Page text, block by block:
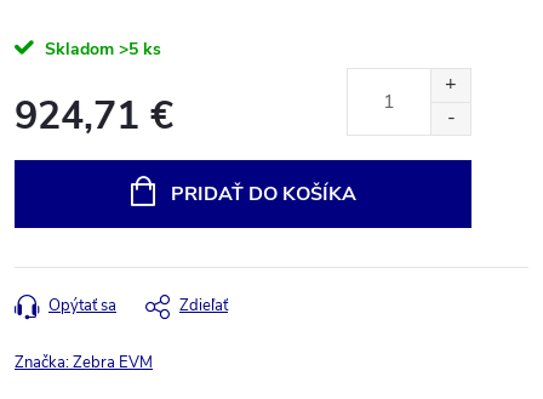
Skladom >5 ks
924,71 €
PRIDAŤ DO KOŠÍKA
Opýtať sa Zdieľať
Značka:Zebra EVM